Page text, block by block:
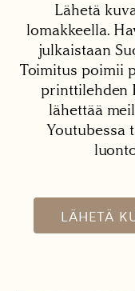
Lähetä
lomakkeella.
julkaistaan
Toimitus poimii
printtilehden
lähettää
Youtubessa
LÄHETÄ